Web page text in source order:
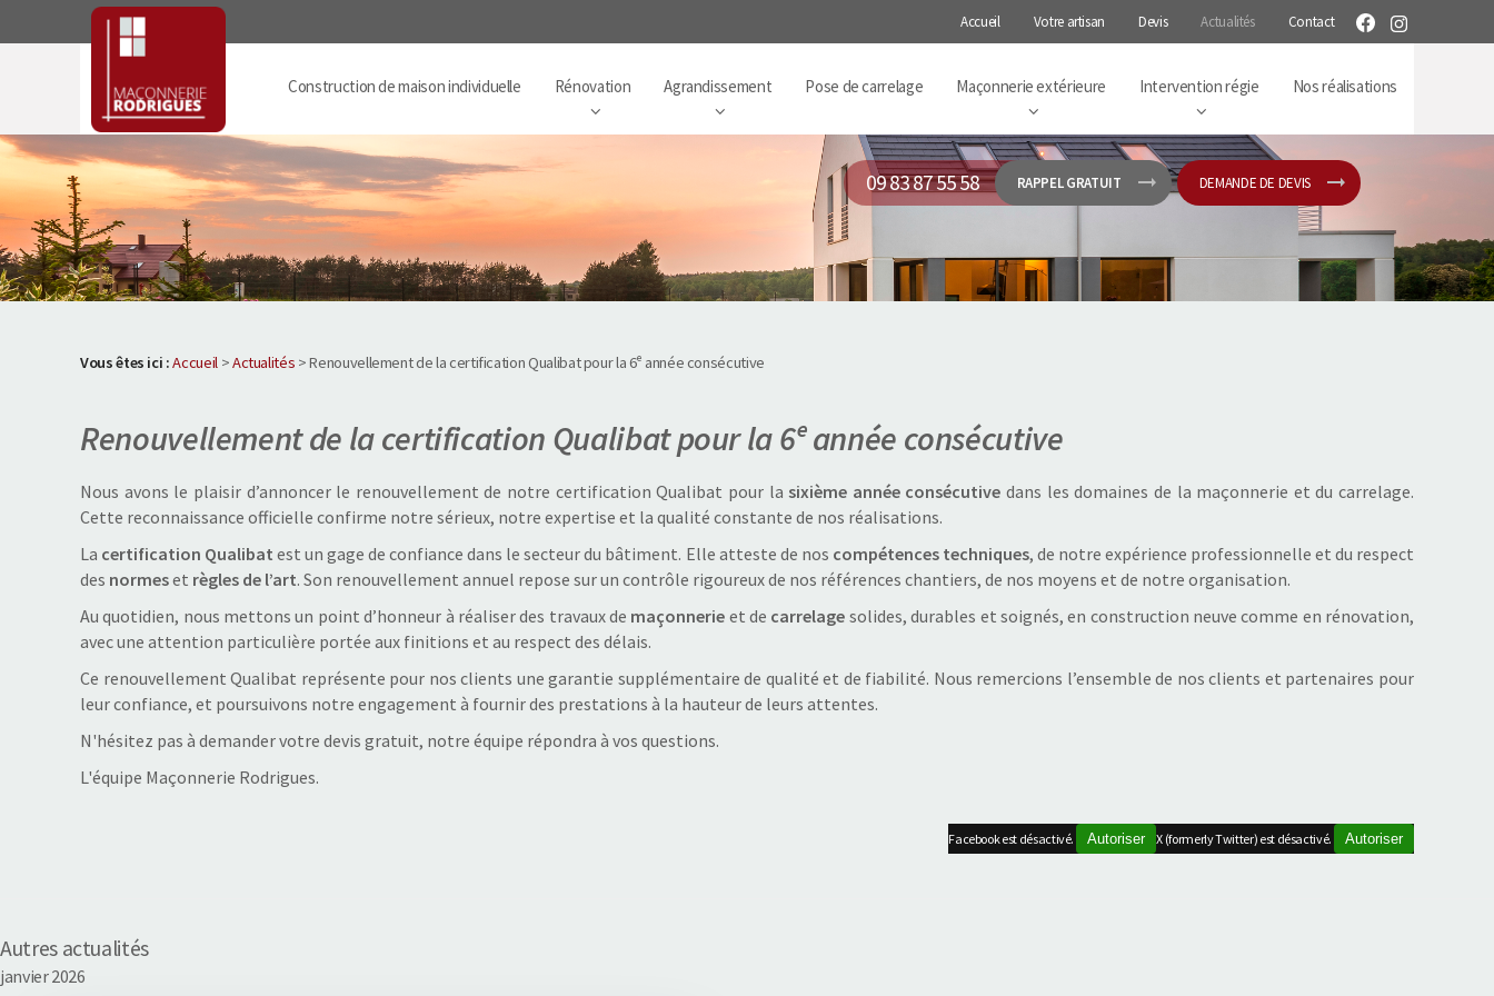
Accueil Votre artisan Devis Actualités Contact
Construction de maison individuelle Rénovation Agrandissement Pose de carrelage Maçonnerie extérieure Intervention régie Nos réalisations
09 83 87 55 58 RAPPEL GRATUIT DEMANDE DE DEVIS
Vous êtes ici :Accueil>Actualités > Renouvellement de la certification Qualibat pour la 6ᵉ année consécutive
Renouvellement de la certification Qualibat pour la 6ᵉ année consécutive
Nous avons le plaisir d’annoncer le renouvellement de notre certification Qualibat pour lasixième année consécutive dans les domaines de la maçonnerie et du carrelage.
Cette reconnaissance officielle confirme notre sérieux, notre expertise et la qualité constante de nos réalisations.
La certification Qualibat est un gage de confiance dans le secteur du bâtiment. Elle atteste de nos compétences techniques, de notre expérience professionnelle et du respect
des normeset règles de l’art. Son renouvellement annuel repose sur un contrôle rigoureux de nos références chantiers, de nos moyens et de notre organisation.
Au quotidien, nous mettons un point d’honneur à réaliser des travaux de maçonnerie et de carrelage solides, durables et soignés, en construction neuve comme en rénovation,
avec une attention particulière portée aux finitions et au respect des délais.
Ce renouvellement Qualibat représente pour nos clients une garantie supplémentaire de qualité et de fiabilité. Nous remercions l’ensemble de nos clients et partenaires pour
leur confiance, et poursuivons notre engagement à fournir des prestations à la hauteur de leurs attentes.
N'hésitez pas à demander votre devis gratuit, notre équipe répondra à vos questions.
L'équipe Maçonnerie Rodrigues.
X (formerly Twitter) est désactivé. Autoriser
Facebook est désactivé. Autoriser
Autres actualités
janvier 2026
Panneau de gestion des cookies